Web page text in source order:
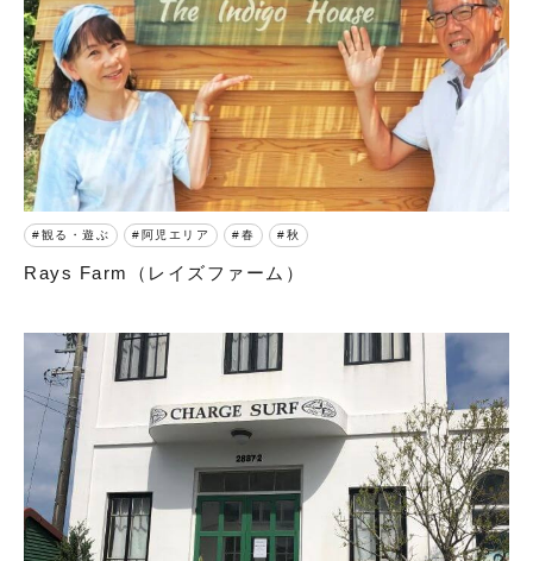
観る・遊ぶ 阿児エリア 春 秋
Rays Farm（レイズファーム）